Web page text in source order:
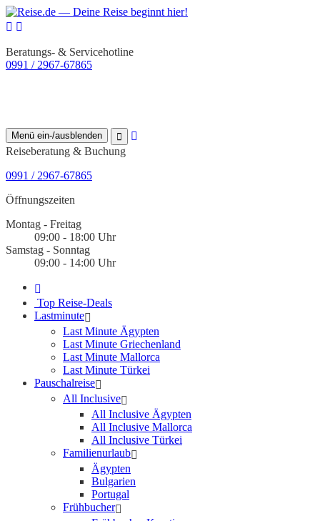
Beratungs- & Servicehotline
0991 / 2967-67865
Menü ein-/ausblenden
Reiseberatung & Buchung
0991 / 2967-67865
Öffnungszeiten
Montag - Freitag
09:00 - 18:00 Uhr
Samstag - Sonntag
09:00 - 14:00 Uhr
Top Reise-Deals
Lastminute
Last Minute Ägypten
Last Minute Griechenland
Last Minute Mallorca
Last Minute Türkei
Pauschalreise
All Inclusive
All Inclusive Ägypten
All Inclusive Mallorca
All Inclusive Türkei
Familienurlaub
Ägypten
Bulgarien
Portugal
Frühbucher